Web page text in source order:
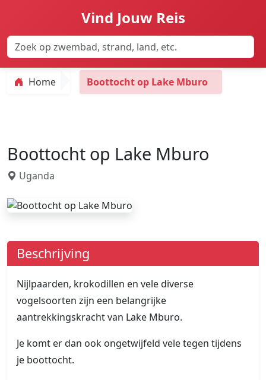
Vind Jouw Reis
Home Boottocht op Lake Mburo
Boottocht op Lake Mburo
Uganda
Beschrijving
Nijlpaarden, krokodillen en vele diverse
vogelsoorten zijn een belangrijke
aantrekkingskracht van Lake Mburo.
Je komt er dan ook ongetwijfeld vele tegen tijdens
je boottocht.